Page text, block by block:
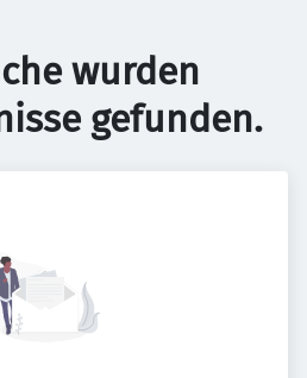
wurden
gefunden.